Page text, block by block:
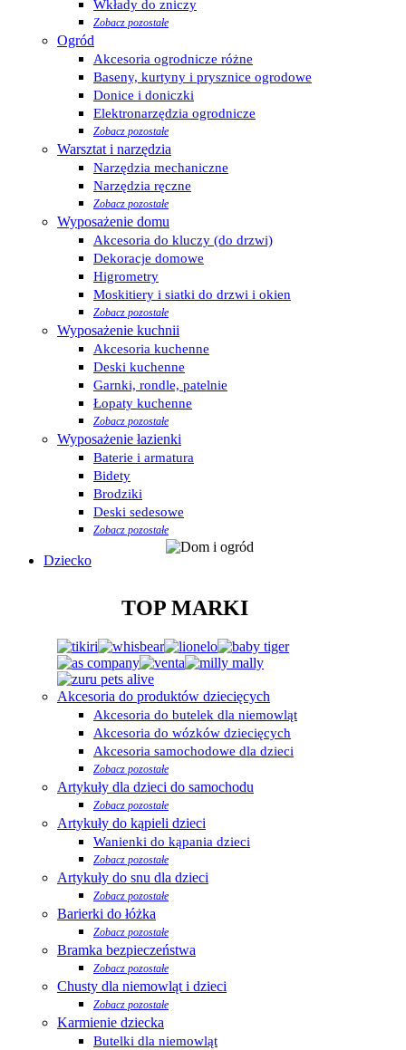
Wkłady do zniczy
Zobacz pozostałe
Ogród
Akcesoria ogrodnicze różne
Baseny, kurtyny i prysznice ogrodowe
Donice i doniczki
Elektronarzędzia ogrodnicze
Zobacz pozostałe
Warsztat i narzędzia
Narzędzia mechaniczne
Narzędzia ręczne
Zobacz pozostałe
Wyposażenie domu
Akcesoria do kluczy (do drzwi)
Dekoracje domowe
Higrometry
Moskitiery i siatki do drzwi i okien
Zobacz pozostałe
Wyposażenie kuchnii
Akcesoria kuchenne
Deski kuchenne
Garnki, rondle, patelnie
Łopaty kuchenne
Zobacz pozostałe
Wyposażenie łazienki
Baterie i armatura
Bidety
Brodziki
Deski sedesowe
Zobacz pozostałe
Dziecko
TOP MARKI
Akcesoria do produktów dziecięcych
Akcesoria do butelek dla niemowląt
Akcesoria do wózków dziecięcych
Akcesoria samochodowe dla dzieci
Zobacz pozostałe
Artykuły dla dzieci do samochodu
Zobacz pozostałe
Artykuły do kąpieli dzieci
Wanienki do kąpania dzieci
Zobacz pozostałe
Artykuły do snu dla dzieci
Zobacz pozostałe
Barierki do łóżka
Zobacz pozostałe
Bramka bezpieczeństwa
Zobacz pozostałe
Chusty dla niemowląt i dzieci
Zobacz pozostałe
Karmienie dziecka
Butelki dla niemowląt